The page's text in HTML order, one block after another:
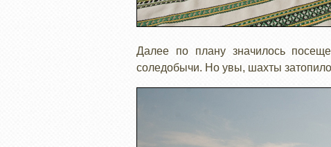
Далее по плану значилось
соледобычи. Но увы, шахты